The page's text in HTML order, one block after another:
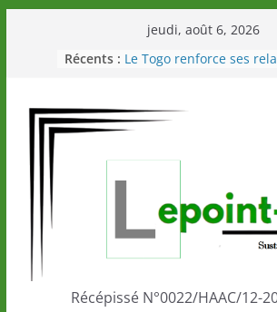
jeudi, août 6, 2026
Récents : Le Togo renforce ses
Éléphants en Côte d’Ivoire
LOTO DETENTE”, un
marque de confiance au
la scène internationale
performances de ses
Togo: Que retenir de la
éducation et de
Récépissé N°0022/HAAC/12-